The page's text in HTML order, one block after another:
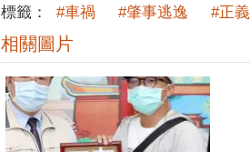
標籤： #車禍 #肇事逃逸 #正
相關圖片